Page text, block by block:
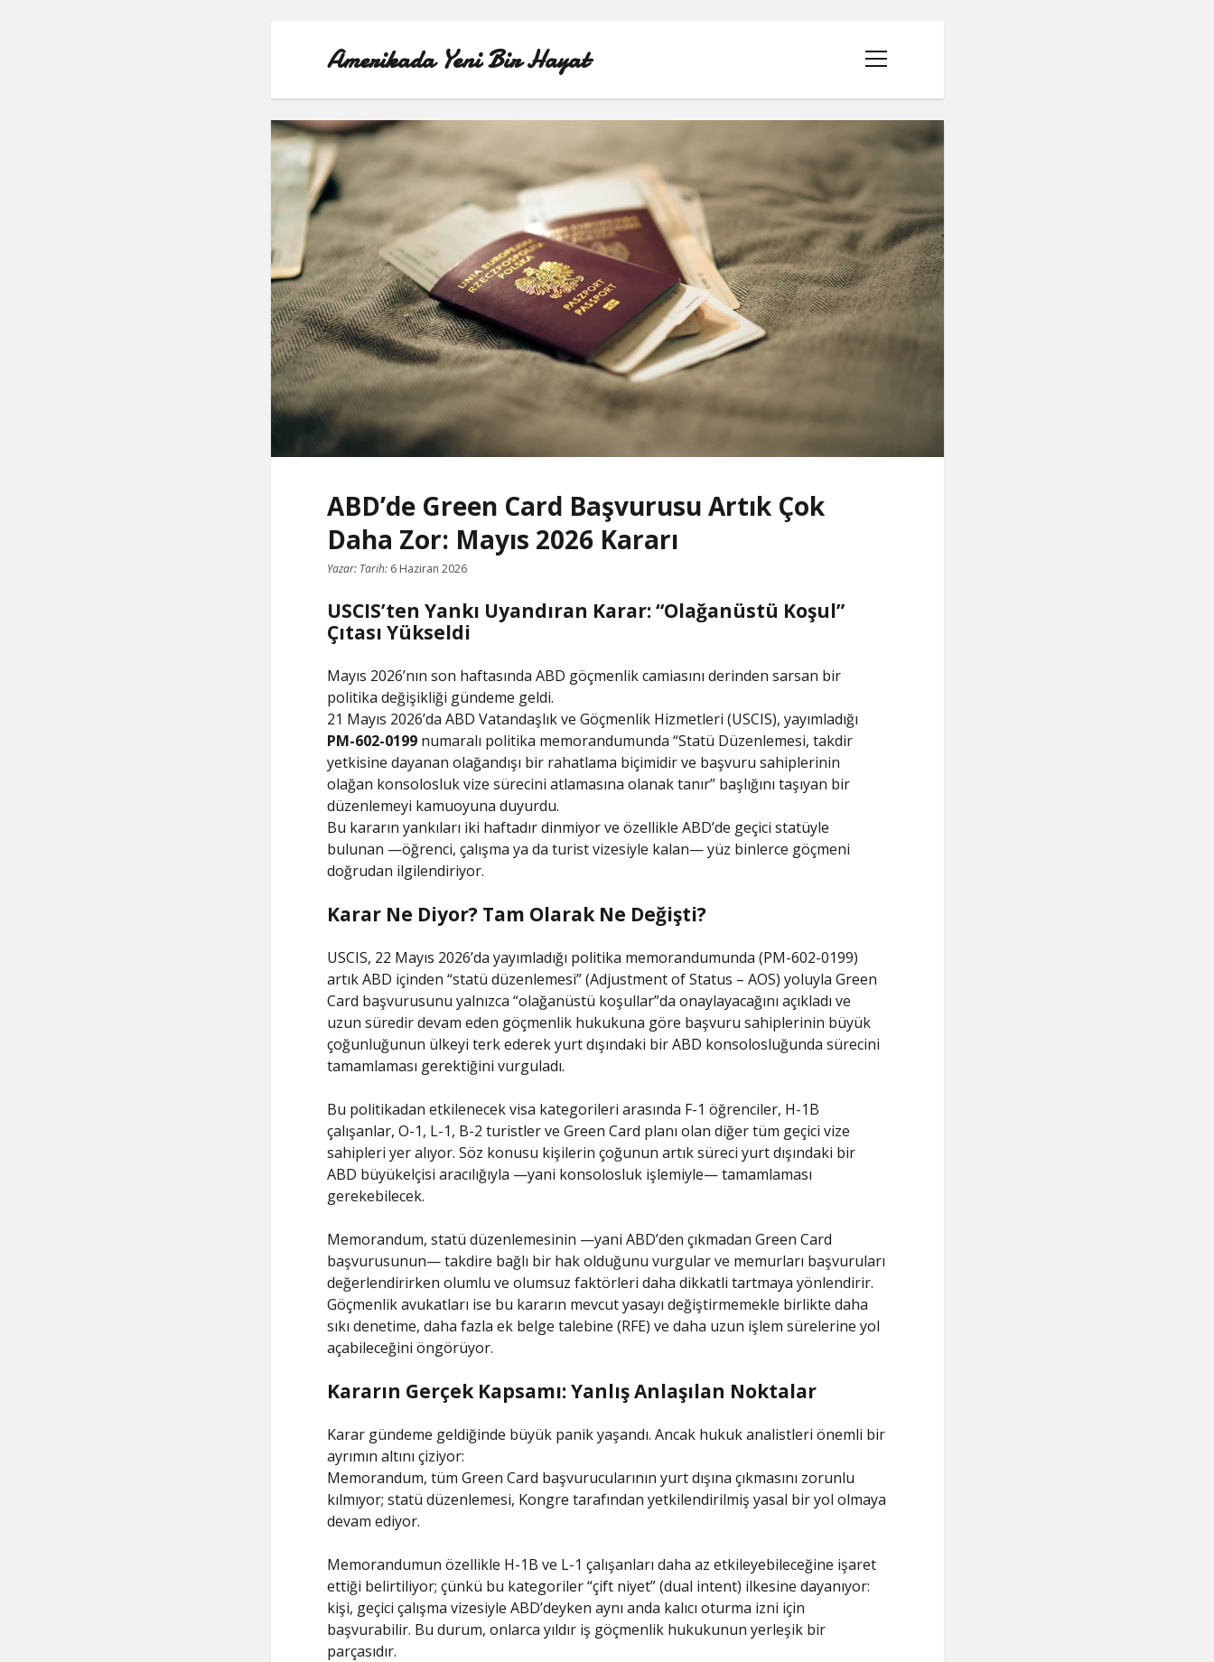
Amerikada Yeni Bir Hayat
menüyü
aç
ABD’de Green Card Başvurusu Artık Çok
Daha Zor: Mayıs 2026 Kararı
Yazar: Tarih: 6 Haziran 2026
USCIS’ten Yankı Uyandıran Karar: “Olağanüstü Koşul”
Çıtası Yükseldi
Mayıs 2026’nın son haftasında ABD göçmenlik camiasını derinden sarsan bir
politika değişikliği gündeme geldi.
21 Mayıs 2026’da ABD Vatandaşlık ve Göçmenlik Hizmetleri (USCIS), yayımladığı
PM-602-0199numaralı politika memorandumunda “Statü Düzenlemesi, takdir
yetkisine dayanan olağandışı bir rahatlama biçimidir ve başvuru sahiplerinin
olağan konsolosluk vize sürecini atlamasına olanak tanır” başlığını taşıyan bir
düzenlemeyi kamuoyuna duyurdu.
Bu kararın yankıları iki haftadır dinmiyor ve özellikle ABD’de geçici statüyle
bulunan —öğrenci, çalışma ya da turist vizesiyle kalan— yüz binlerce göçmeni
doğrudan ilgilendiriyor.
Karar Ne Diyor? Tam Olarak Ne Değişti?
USCIS, 22 Mayıs 2026’da yayımladığı politika memorandumunda (PM-602-0199)
artık ABD içinden “statü düzenlemesi” (Adjustment of Status – AOS) yoluyla Green
Card başvurusunu yalnızca “olağanüstü koşullar”da onaylayacağını açıkladı ve
uzun süredir devam eden göçmenlik hukukuna göre başvuru sahiplerinin büyük
çoğunluğunun ülkeyi terk ederek yurt dışındaki bir ABD konsolosluğunda sürecini
tamamlaması gerektiğini vurguladı.
Bu politikadan etkilenecek visa kategorileri arasında F-1 öğrenciler, H-1B
çalışanlar, O-1, L-1, B-2 turistler ve Green Card planı olan diğer tüm geçici vize
sahipleri yer alıyor. Söz konusu kişilerin çoğunun artık süreci yurt dışındaki bir
ABD büyükelçisi aracılığıyla —yani konsolosluk işlemiyle— tamamlaması
gerekebilecek.
Memorandum, statü düzenlemesinin —yani ABD’den çıkmadan Green Card
başvurusunun— takdire bağlı bir hak olduğunu vurgular ve memurları başvuruları
değerlendirirken olumlu ve olumsuz faktörleri daha dikkatli tartmaya yönlendirir.
Göçmenlik avukatları ise bu kararın mevcut yasayı değiştirmemekle birlikte daha
sıkı denetime, daha fazla ek belge talebine (RFE) ve daha uzun işlem sürelerine yol
açabileceğini öngörüyor.
Kararın Gerçek Kapsamı: Yanlış Anlaşılan Noktalar
Karar gündeme geldiğinde büyük panik yaşandı. Ancak hukuk analistleri önemli bir
ayrımın altını çiziyor:
Memorandum, tüm Green Card başvurucularının yurt dışına çıkmasını zorunlu
kılmıyor; statü düzenlemesi, Kongre tarafından yetkilendirilmiş yasal bir yol olmaya
devam ediyor.
Memorandumun özellikle H-1B ve L-1 çalışanları daha az etkileyebileceğine işaret
ettiği belirtiliyor; çünkü bu kategoriler “çift niyet” (dual intent) ilkesine dayanıyor:
kişi, geçici çalışma vizesiyle ABD’deyken aynı anda kalıcı oturma izni için
başvurabilir. Bu durum, onlarca yıldır iş göçmenlik hukukunun yerleşik bir
parçasıdır.